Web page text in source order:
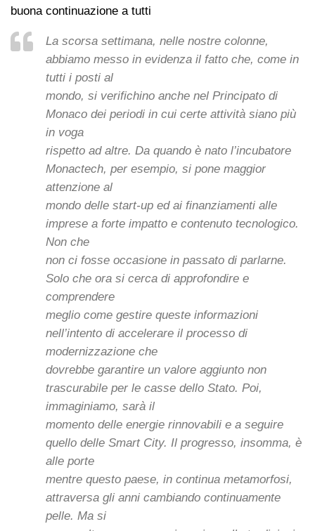
buona continuazione a tutti
La scorsa settimana, nelle nostre colonne,
abbiamo messo in evidenza il fatto che, come in
tutti i posti al
mondo, si verifichino anche nel Principato di
Monaco dei periodi in cui certe attività siano più
in voga
rispetto ad altre. Da quando è nato l’incubatore
Monactech, per esempio, si pone maggior
attenzione al
mondo delle start-up ed ai finanziamenti alle
imprese a forte impatto e contenuto tecnologico.
Non che
non ci fosse occasione in passato di parlarne.
Solo che ora si cerca di approfondire e
comprendere
meglio come gestire queste informazioni
nell’intento di accelerare il processo di
modernizzazione che
dovrebbe garantire un valore aggiunto non
trascurabile per le casse dello Stato. Poi,
immaginiamo, sarà il
momento delle energie rinnovabili e a seguire
quello delle Smart City. Il progresso, insomma, è
alle porte
mentre questo paese, in continua metamorfosi,
attraversa gli anni cambiando continuamente
pelle. Ma si